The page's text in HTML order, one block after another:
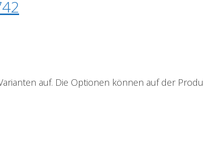
auf. Die Optionen können auf der